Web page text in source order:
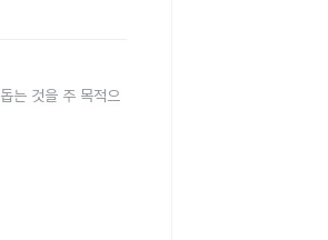
는 것을 주 목적으